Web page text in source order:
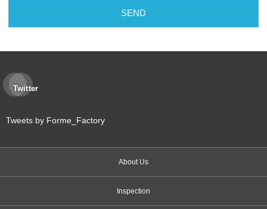
Twitter
Tweets by Forme_Factory
About Us
Inspection